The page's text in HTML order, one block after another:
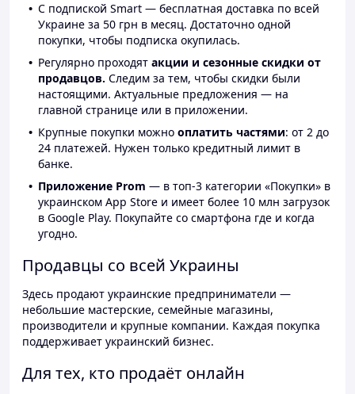
С подпиской Smart — бесплатная доставка по всей
Украине за 50 грн в месяц. Достаточно одной
покупки, чтобы подписка окупилась.
Регулярно проходят акции и сезонные скидки от
продавцов. Следим за тем, чтобы скидки были
настоящими. Актуальные предложения — на
главной странице или в приложении.
Крупные покупки можно оплатить частями: от 2 до
24 платежей. Нужен только кредитный лимит в
банке.
Приложение Prom — в топ-3 категории «Покупки» в
украинском App Store и имеет более 10 млн загрузок
в Google Play. Покупайте со смартфона где и когда
угодно.
Продавцы со всей Украины
Здесь продают украинские предприниматели —
небольшие мастерские, семейные магазины,
производители и крупные компании. Каждая покупка
поддерживает украинский бизнес.
Для тех, кто продаёт онлайн